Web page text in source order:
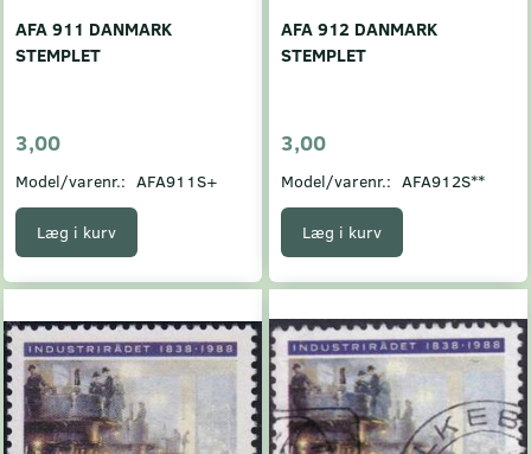
AFA 911 DANMARK
STEMPLET
3,00
Model/varenr.: AFA911S+
Læg i kurv
AFA 912 DANMARK
STEMPLET
3,00
Model/varenr.: AFA912S**
Læg i kurv